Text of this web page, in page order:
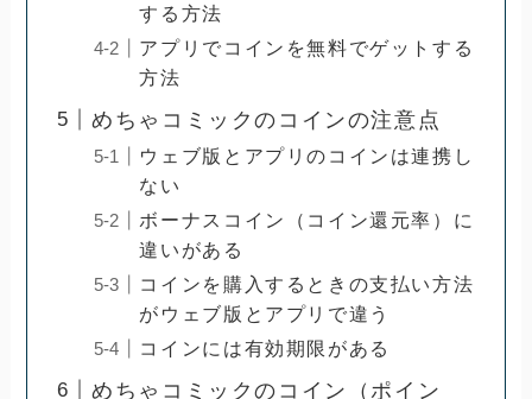
する方法
アプリでコインを無料でゲットする
方法
めちゃコミックのコインの注意点
ウェブ版とアプリのコインは連携し
ない
ボーナスコイン（コイン還元率）に
違いがある
コインを購入するときの支払い方法
がウェブ版とアプリで違う
コインには有効期限がある
めちゃコミックのコイン（ポイン